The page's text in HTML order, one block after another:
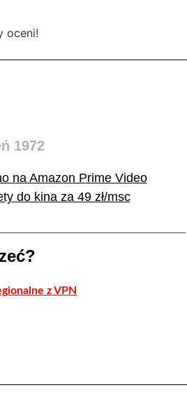
oceni!
1972
na Amazon Prime Video
do kina za 49 zł/msc
z VPN